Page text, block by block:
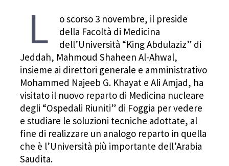
L
o scorso 3 novembre, il preside
della Facoltà di Medicina
dell’Università “King Abdulaziz” di
Jeddah, Mahmoud Shaheen Al-Ahwal,
insieme ai direttori generale e amministrativo
Mohammed Najeeb G. Khayat e Ali Amjad, ha
visitato il nuovo reparto di Medicina nucleare
degli “Ospedali Riuniti” di Foggia per vedere
e studiare le soluzioni tecniche adottate, al
fine di realizzare un analogo reparto in quella
che è l’Università più importante dell’Arabia
Saudita.